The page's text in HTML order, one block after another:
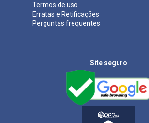
Termos de uso
Erratas e Retificações
Perguntas frequentes
Site seguro